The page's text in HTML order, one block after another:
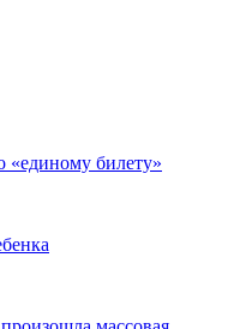
«единому билету»